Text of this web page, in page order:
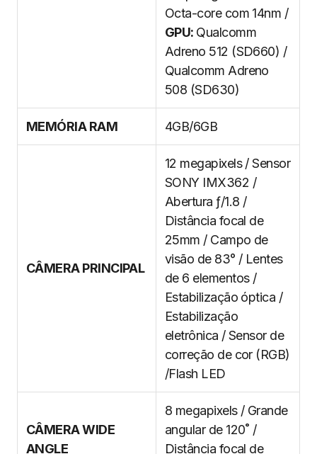
Octa-core com 14nm /
GPU: Qualcomm
Adreno 512 (SD660) /
Qualcomm Adreno
508 (SD630)
MEMÓRIA RAM 4GB/6GB
CÂMERA PRINCIPAL
12 megapixels / Sensor
SONY IMX362 /
Abertura ƒ/1.8 /
Distância focal de
25mm / Campo de
visão de 83° / Lentes
de 6 elementos /
Estabilização óptica /
Estabilização
eletrônica / Sensor de
correção de cor (RGB)
/Flash LED
CÂMERA WIDE
ANGLE
8 megapixels / Grande
angular de 120˚ /
Distância focal de